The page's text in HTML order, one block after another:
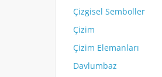
Çizgisel Semboller
Çizim
Çizim Elemanları
Davlumbaz